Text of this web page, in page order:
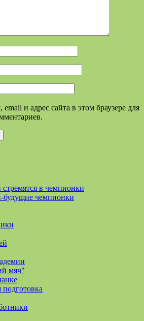
и адрес сайта в этом браузере для
в чемпионки
будущие чемпионки
мяч"